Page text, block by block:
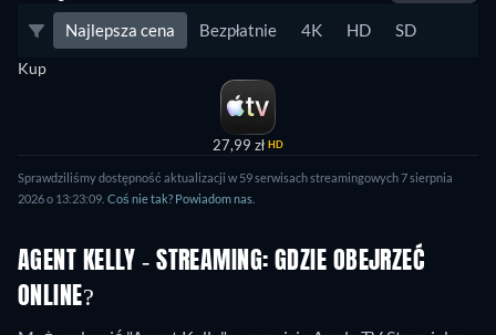
Najlepsza cena Bezpłatnie 4K HD SD
Kup
27,99 zł HD
Sprawdziliśmy dostępność aktualizacji w 59 serwisach streamingowych 7 sierpnia
2026 o 13:23:09. Coś nie tak? Powiadom nas.
AGENT KELLY - STREAMING: GDZIE OBEJRZEĆ
ONLINE?